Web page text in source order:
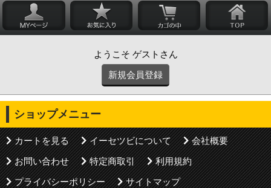
ようこそ ゲストさん
新規会員登録
ショップメニュー
カートを見る イーセツビについて
会社概要
お問い合わせ
特定商取引
利用規約
プライバシーポリシー
サイトマップ